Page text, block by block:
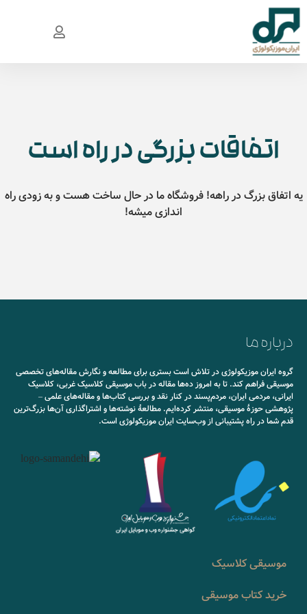
اتفاقات بزرگی در راه است
یه اتفاق بزرگ در راهه! فروشگاه ما در حال ساخت هست و به زودی راه
اندازی میشه!
درباره ما
گروه ایران موزیکولوژی در تلاش است بستری برای مطالعه و نگارش مقاله‌های تخصصی
موسیقی فراهم کند. تا به امروز ده‌ها مقاله در باب موسیقی کلاسیک غربی، کلاسیک
ایرانی، مردمی ایران، مردم‌پسند در کنار نقد و بررسی کتاب‌ها و مقاله‌های علمی –
پژوهشی حوزۀ موسیقی، منتشر کرده‌ایم. مطالعۀ نوشته‌ها و اشتراگذاری آن‌ها بزرگ‌ترین
قدم شما در راه پشتیبانی از وب‌سایت ایران موزیکولوژی است.
موسیقی کلاسیک
خرید کتاب موسیقی